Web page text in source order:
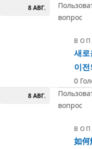
8 АВГ.
вопрос
새로
이
0
8 АВГ.
вопрос
如